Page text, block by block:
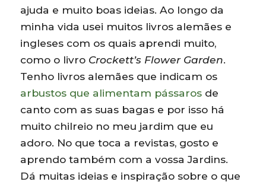
ajuda e muito boas ideias. Ao longo da
minha vida usei muitos livros alemães e
ingleses com os quais aprendi muito,
como o livro Crockett’s Flower Garden.
Tenho livros alemães que indicam os
arbustos que alimentam pássaros de
canto com as suas bagas e por isso há
muito chilreio no meu jardim que eu
adoro. No que toca a revistas, gosto e
aprendo também com a vossa Jardins.
Dá muitas ideias e inspiração sobre o que